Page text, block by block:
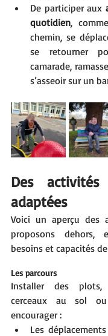
De participer aux
quotidien,
chemin, se
se retourner
camarade,
s’asseoir sur un
Des
adaptées
Voici un aperçu des
proposons dehors,
besoins et capacités
Les parcours
Installer des plots,
cerceaux au sol
encourager :
Les